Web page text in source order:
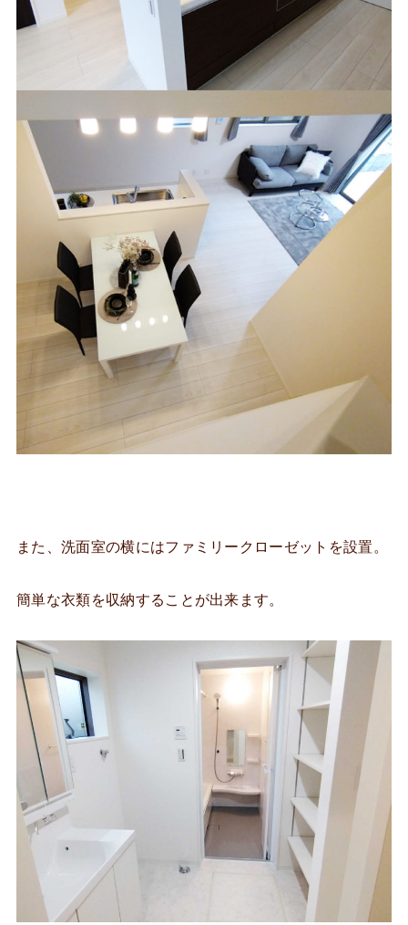
また、洗面室の横にはファミリークローゼットを設置。
簡単な衣類を収納することが出来ます。